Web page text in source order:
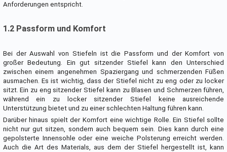
Anforderungen entspricht.
1.2 Passform und Komfort
Bei der Auswahl von Stiefeln ist die Passform und der Komfort von
großer Bedeutung. Ein gut sitzender Stiefel kann den Unterschied
zwischen einem angenehmen Spaziergang und schmerzenden Füßen
ausmachen. Es ist wichtig, dass der Stiefel nicht zu eng oder zu locker
sitzt. Ein zu eng sitzender Stiefel kann zu Blasen und Schmerzen führen,
während ein zu locker sitzender Stiefel keine ausreichende
Unterstützung bietet und zu einer schlechten Haltung führen kann.
Darüber hinaus spielt der Komfort eine wichtige Rolle. Ein Stiefel sollte
nicht nur gut sitzen, sondern auch bequem sein. Dies kann durch eine
gepolsterte Innensohle oder eine weiche Polsterung erreicht werden.
Auch die Art des Materials, aus dem der Stiefel hergestellt ist, kann